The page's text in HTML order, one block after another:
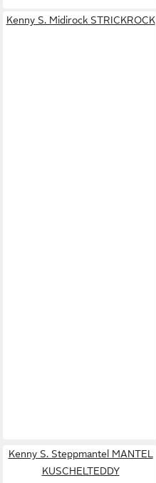
Kenny S. Midirock STRICKROCK
Kenny S. Steppmantel MANTEL
KUSCHELTEDDY